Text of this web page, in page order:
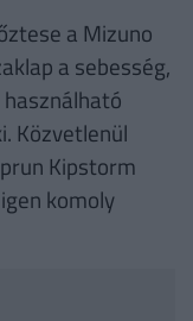
a Mizuno
a sebesség,
Közvetlenül
Kipstorm
komoly